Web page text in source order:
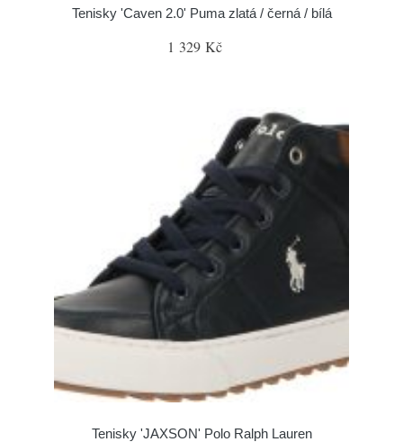
Tenisky 'Caven 2.0' Puma zlatá / černá / bílá
1 329 Kč
Tenisky 'JAXSON' Polo Ralph Lauren